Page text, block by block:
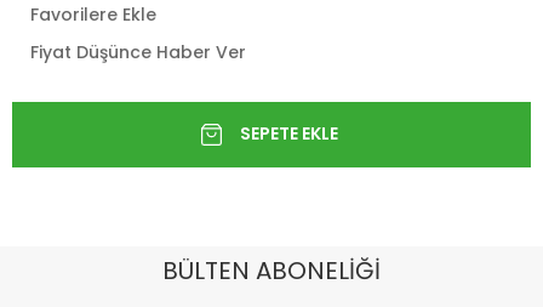
Favorilere Ekle
Fiyat Düşünce Haber Ver
BÜLTEN ABONELİĞİ